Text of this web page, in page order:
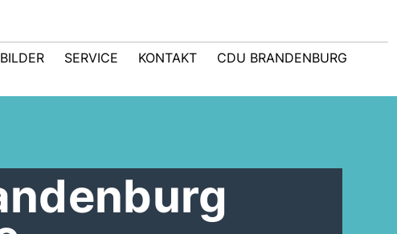
BILDER SERVICE KONTAKT CDU BRANDENBURG